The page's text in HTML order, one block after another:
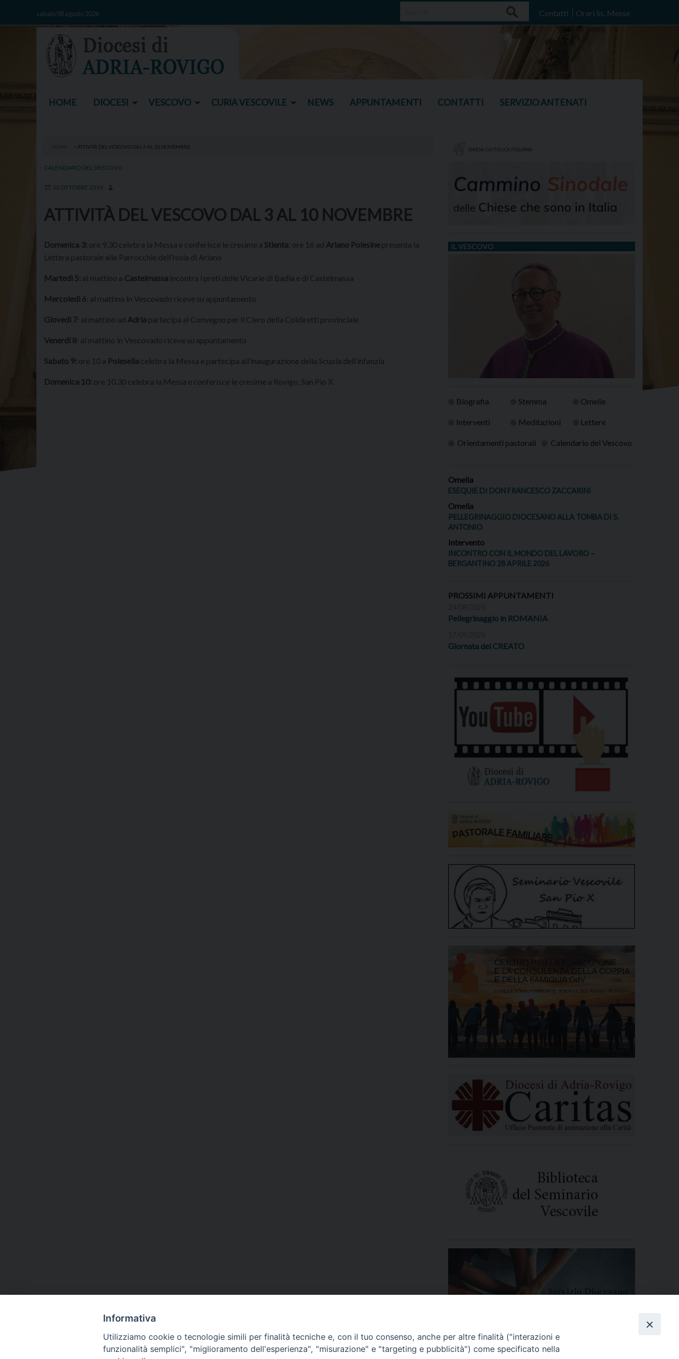
sabato 08 agosto 2026 Contatti Orari Ss. Messe
HOME DIOCESI VESCOVO CURIA VESCOVILE NEWS APPUNTAMENTI CONTATTI SERVIZIO ANTENATI
HOME » ATTIVITÀ DEL VESCOVO DAL 3 AL 10 NOVEMBRE
CALENDARIO DEL VESCOVO
30 OTTOBRE 2019
ATTIVITÀ DEL VESCOVO DAL 3 AL 10 NOVEMBRE
Domenica 3: ore 9.30 celebra la Messa e conferisce le cresime a Stienta ; ore 16 ad Ariano Polesine presenta la
Lettera pastorale alle Parrocchie dell’Isola di Ariano
Martedì 5: al mattino a Castelmassa incontra i preti delle Vicarie di Badia e di Castelmassa
Mercoledì 6 : al mattino in Vescovado riceve su appuntamento
Giovedì 7 : al mattino ad Adria partecipa al Convegno per il Clero della Coldiretti provinciale
Venerdì 8 : al mattino in Vescovado riceve su appuntamento
Sabato 9: ore 10 a Polesella celebra la Messa e partecipa all’inaugurazione della Scuola dell’infanzia
Domenica 10: ore 10.30 celebra la Messa e conferisce le cresime a Rovigo, San Pio X
IL VESCOVO
Biografia Stemma Omelie
Interventi Meditazioni Lettere
Orientamenti pastorali Calendario del Vescovo
Omelia
ESEQUIE DI DON FRANCESCO ZACCARINI
Omelia
PELLEGRINAGGIO DIOCESANO ALLA TOMBA DI S.
ANTONIO
Intervento
INCONTRO CON IL MONDO DEL LAVORO –
BERGANTINO 28 APRILE 2026
PROSSIMI APPUNTAMENTI
Pellegrinaggio in ROMANIA
Giornata del CREATO
Informativa
Utilizziamo cookie o tecnologie simili per finalità tecniche e, con il tuo consenso, anche per altre finalità ("interazioni e
funzionalità semplici", "miglioramento dell'esperienza", "misurazione" e "targeting e pubblicità") come specificato nella